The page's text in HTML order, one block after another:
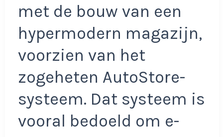
met de bouw van een
hypermodern magazijn,
voorzien van het
zogeheten AutoStore-
systeem. Dat systeem is
vooral bedoeld om e-